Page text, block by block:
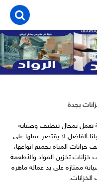
بجدة
تعمل بمجال تنظيف وصيانه
الفاضل لا يقتصر عملها على
المياه بجميع انواعها،
خزانات تخزين المواد والأطعمة
ممتازه على يد عماله ماهره